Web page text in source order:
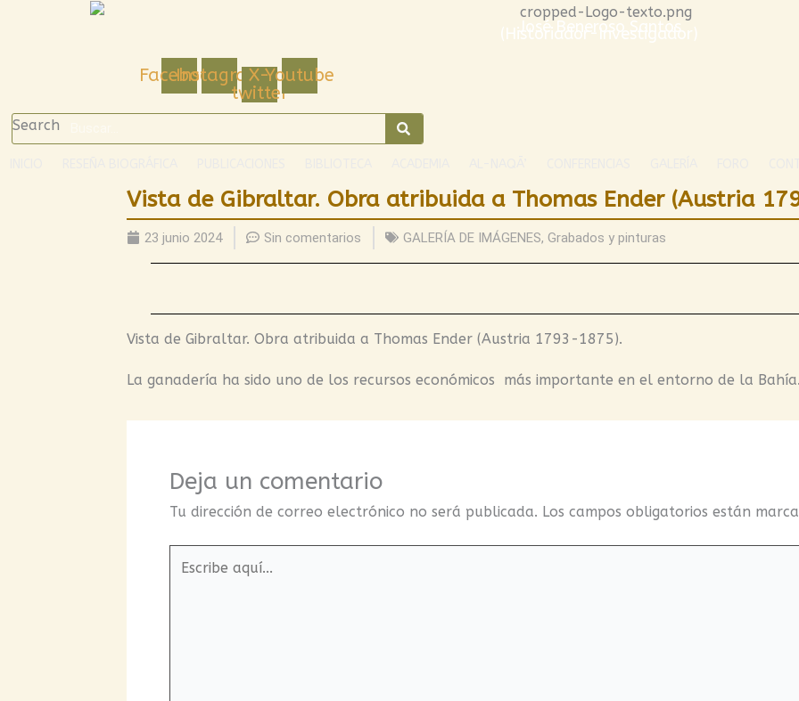
José Beneroso Santos
(Historiador-Investigador)
Facebook
Instagram
X-
twitter
Youtube
Search
Vista de Gibraltar. Obra atribuida a Thomas Ender (Austria
23 junio 2024 Sin comentarios GALERÍA DE IMÁGENES, Grabados y pinturas
Vista de Gibraltar. Obra atribuida a Thomas Ender (Austria 1793-1875).
La ganadería ha sido uno de los recursos económicos más importante en el entorno de la Bahía.
Deja un comentario
Tu dirección de correo electrónico no será publicada. Los campos obligatorios están
aquí...